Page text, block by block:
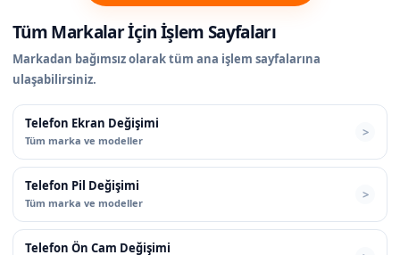
Tüm Markalar İçin İşlem Sayfaları
Markadan bağımsız olarak tüm ana işlem sayfalarına
ulaşabilirsiniz.
Telefon Ekran Değişimi
Tüm marka ve modeller
Telefon Pil Değişimi
Tüm marka ve modeller
Telefon Ön Cam Değişimi